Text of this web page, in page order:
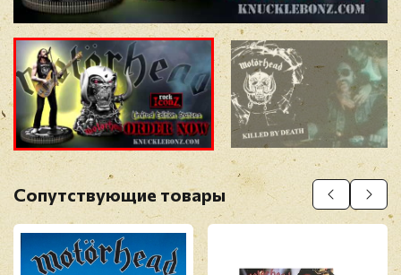
Прикрепить фото
Оставить отзыв
Перед публикацией отзывы проходят
модерацию
Сопутствующие товары